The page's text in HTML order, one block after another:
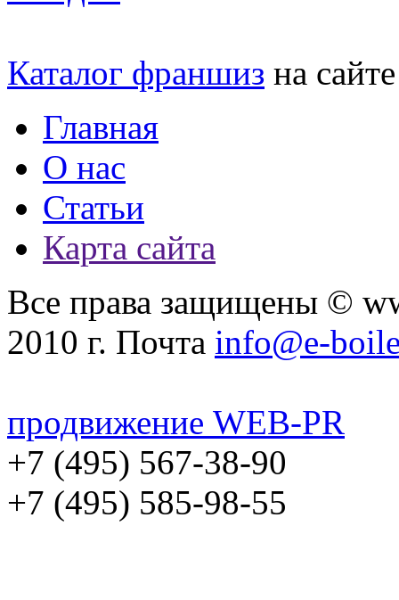
Каталог франшиз на
Главная
О нас
Статьи
Карта сайта
Все права защищены ©
2010 г. Почта info@e-
продвижение WEB-PR
+7 (495) 567-38-90
+7 (495) 585-98-55